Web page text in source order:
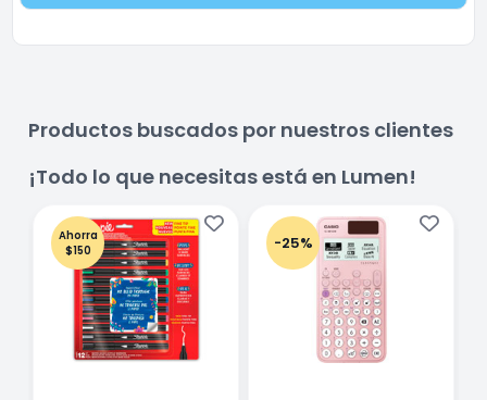
Productos buscados por nuestros clientes
¡Todo lo que necesitas está en Lumen!
Ahorra
$150
-25%